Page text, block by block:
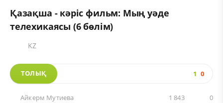
Қазақша - кәріс фильм: Мың уәде
телехикаясы (6 бөлім)
KZ
ТОЛЫҚ 1 0
Айкерм Мутиева 0
1 843